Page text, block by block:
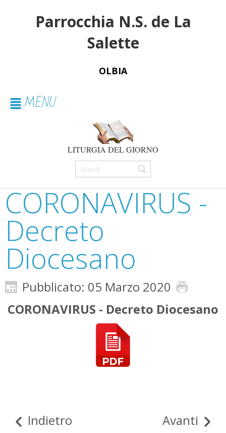
Parrocchia N.S. de La
Salette
OLBIA
MENU
LITURGIA DEL GIORNO
CORONAVIRUS -
Decreto
Diocesano
Pubblicato: 05 Marzo 2020
CORONAVIRUS - Decreto Diocesano
Indietro Avanti